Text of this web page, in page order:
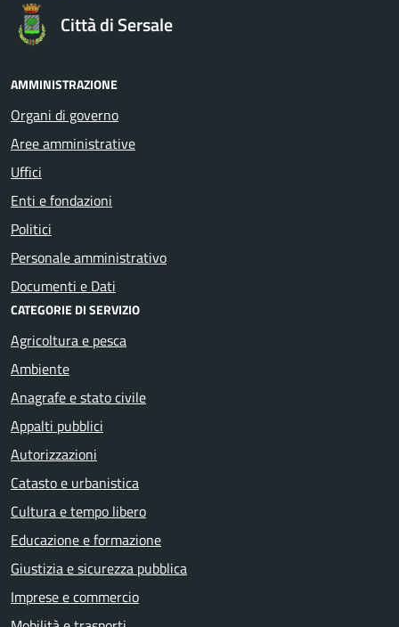
Città di Sersale
AMMINISTRAZIONE
Organi di governo
Aree amministrative
Uffici
Enti e fondazioni
Politici
Personale amministrativo
Documenti e Dati
CATEGORIE DI SERVIZIO
Agricoltura e pesca
Ambiente
Anagrafe e stato civile
Appalti pubblici
Autorizzazioni
Catasto e urbanistica
Cultura e tempo libero
Educazione e formazione
Giustizia e sicurezza pubblica
Imprese e commercio